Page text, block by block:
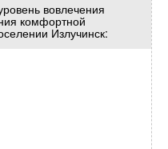
вовлечения
комфортной
Излучинск: